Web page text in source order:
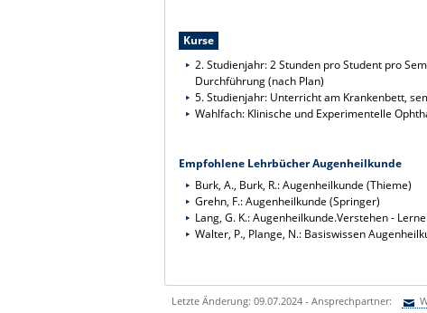
Kurse
2. Studienjahr: 2 Stunden pro Student pro
Durchführung (nach Plan)
5. Studienjahr: Unterricht am Krankenbett,
Wahlfach: Klinische und Experimentelle
Empfohlene Lehrbücher Augenheilkunde
Burk, A., Burk, R.: Augenheilkunde (Thieme)
Grehn, F.: Augenheilkunde (Springer)
Lang, G. K.: Augenheilkunde.Verstehen -
Walter, P., Plange, N.: Basiswissen
Letzte Änderung: 09.07.2024 - Ansprechpartner: